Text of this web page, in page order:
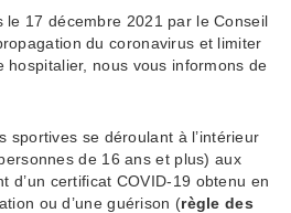
le 17 décembre 2021 par le Conseil
du coronavirus et limiter
hospitalier, nous vous informons de
sportives se déroulant à l’intérieur
de 16 ans et plus) aux
d’un certificat COVID-19 obtenu en
ou d’une guérison (règle des